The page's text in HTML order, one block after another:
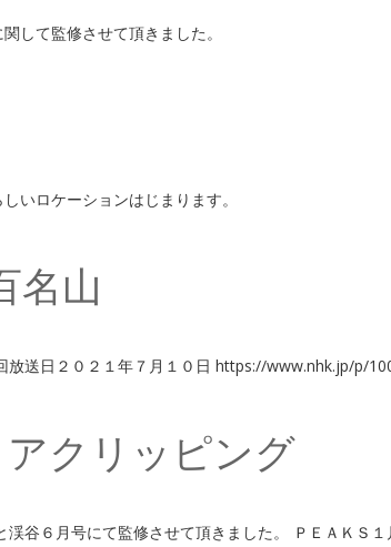
して監修させて頂きました。
いロケーションはじまります。
名山
放送日２０２１年７月１０日 https://www.nhk.jp/p/
アクリッピング
谷６月号にて監修させて頂きました。 ＰＥＡＫＳ